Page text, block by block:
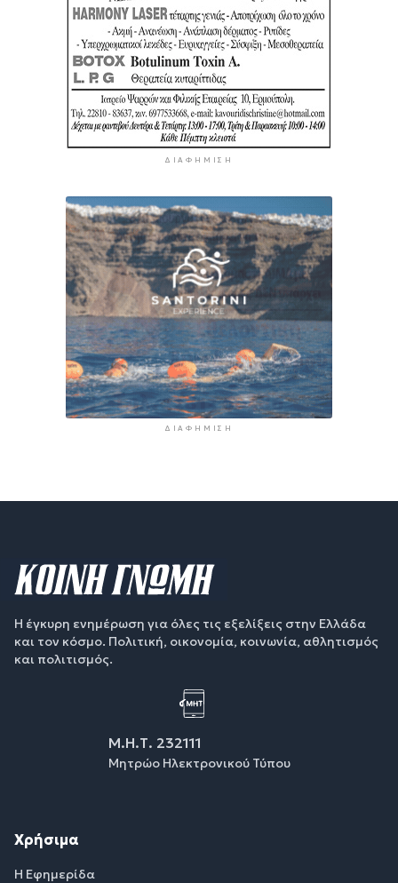
ΔΙΑΦΉΜΙΣΗ
ΔΙΑΦΉΜΙΣΗ
Η έγκυρη ενημέρωση για όλες τις εξελίξεις στην Ελλάδα
και τον κόσμο. Πολιτική, οικονομία, κοινωνία, αθλητισμός
και πολιτισμός.
Μ.Η.Τ. 232111
Μητρώο Ηλεκτρονικού Τύπου
Χρήσιμα
Η Εφημερίδα